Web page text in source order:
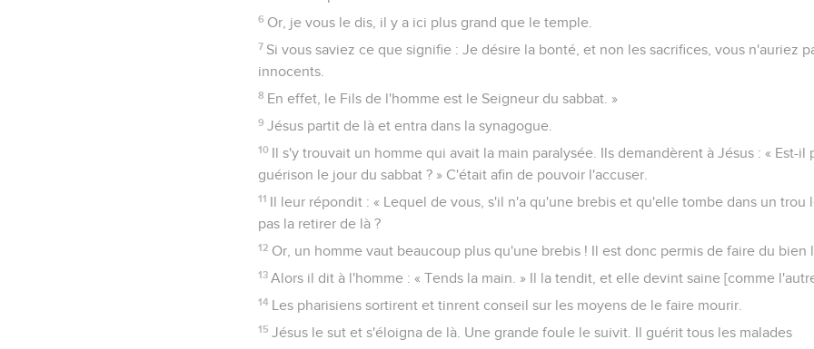
6 Or, je vous le dis, il y a ici plus grand que le temple.
7 Si vous saviez ce que signifie : Je désire la bonté, et non les sacrifices, vous n'auriez
innocents.
8 En effet, le Fils de l'homme est le Seigneur du sabbat. »
9 Jésus partit de là et entra dans la synagogue.
10
Il s'y trouvait un homme qui avait la main paralysée. Ils demandèrent à Jésus : « Est-
guérison le jour du sabbat ? » C'était afin de pouvoir l'accuser.
11
Il leur répondit : « Lequel de vous, s'il n'a qu'une brebis et qu'elle tombe dans un trou
pas la retirer de là ?
12 Or, un homme vaut beaucoup plus qu'une brebis ! Il est donc permis de faire du bien
13 Alors il dit à l'homme : « Tends la main. » Il la tendit, et elle devint saine [comme
14 Les pharisiens sortirent et tinrent conseil sur les moyens de le faire mourir.
15 Jésus le sut et s'éloigna de là. Une grande foule le suivit. Il guérit tous les malades